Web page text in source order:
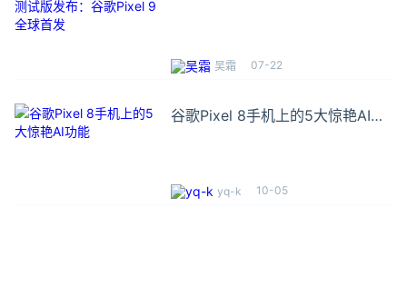
吴霜 07-22
谷歌Pixel 8手机上的5大惊艳AI功
yq-k 10-05